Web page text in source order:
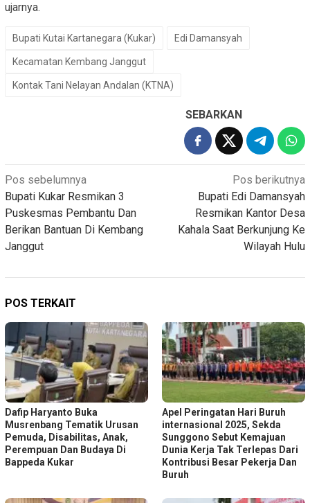
ujarnya.
Bupati Kutai Kartanegara (Kukar) Edi Damansyah
Kecamatan Kembang Janggut
Kontak Tani Nelayan Andalan (KTNA)
SEBARKAN
Navigasi
pos
Pos sebelumnya
Bupati Kukar Resmikan 3
Puskesmas Pembantu Dan
Berikan Bantuan Di Kembang
Janggut
Pos berikutnya
Bupati Edi Damansyah
Resmikan Kantor Desa
Kahala Saat Berkunjung Ke
Wilayah Hulu
POS TERKAIT
Dafip Haryanto Buka
Musrenbang Tematik Urusan
Pemuda, Disabilitas, Anak,
Perempuan Dan Budaya Di
Bappeda Kukar
Apel Peringatan Hari Buruh
internasional 2025, Sekda
Sunggono Sebut Kemajuan
Dunia Kerja Tak Terlepas Dari
Kontribusi Besar Pekerja Dan
Buruh